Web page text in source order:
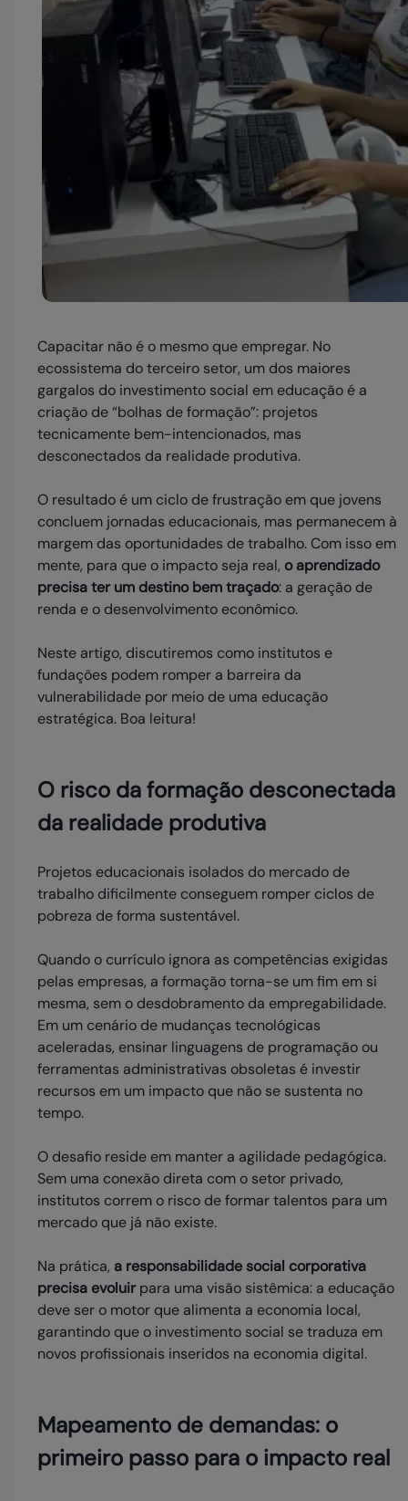
Capacitar não é o mesmo que empregar. No
ecossistema do terceiro setor, um dos maiores
gargalos do investimento social em educação é a
criação de “bolhas de formação”: projetos
tecnicamente bem-intencionados, mas
desconectados da realidade produtiva.
O resultado é um ciclo de frustração em que jovens
concluem jornadas educacionais, mas permanecem à
margem das oportunidades de trabalho. Com isso em
mente, para que o impacto seja real, o aprendizado
precisa ter um destino bem traçado: a geração de
renda e o desenvolvimento econômico.
Neste artigo, discutiremos como institutos e
fundações podem romper a barreira da
vulnerabilidade por meio de uma educação
estratégica. Boa leitura!
O risco da formação desconectada
da realidade produtiva
Projetos educacionais isolados do mercado de
trabalho dificilmente conseguem romper ciclos de
pobreza de forma sustentável.
Quando o currículo ignora as competências exigidas
pelas empresas, a formação torna-se um fim em si
mesma, sem o desdobramento da empregabilidade.
Em um cenário de mudanças tecnológicas
aceleradas, ensinar linguagens de programação ou
ferramentas administrativas obsoletas é investir
recursos em um impacto que não se sustenta no
tempo.
O desafio reside em manter a agilidade pedagógica.
Sem uma conexão direta com o setor privado,
institutos correm o risco de formar talentos para um
mercado que já não existe.
Na prática, a responsabilidade social corporativa
precisa evoluir para uma visão sistêmica: a educação
deve ser o motor que alimenta a economia local,
garantindo que o investimento social se traduza em
novos profissionais inseridos na economia digital.
Mapeamento de demandas: o
primeiro passo para o impacto real